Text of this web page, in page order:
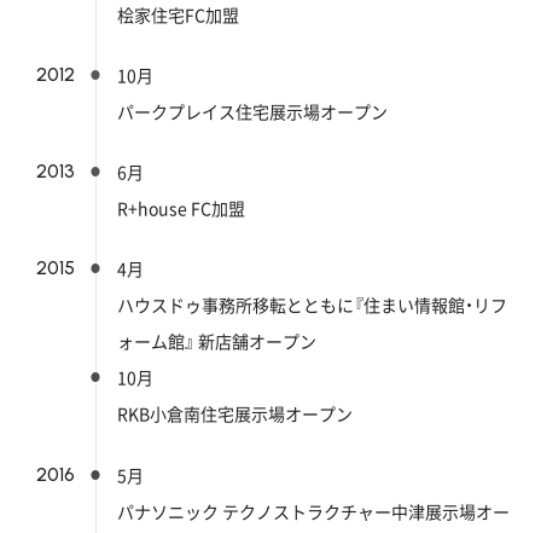
桧家住宅FC加盟
2012
10月
パークプレイス住宅展示場オープン
2013
6月
R+house FC加盟
2015
4月
ハウスドゥ事務所移転とともに『住まい情報館・リフ
ォーム館』 新店舗オープン
10月
RKB小倉南住宅展示場オープン
2016
5月
パナソニック テクノストラクチャー中津展示場オー